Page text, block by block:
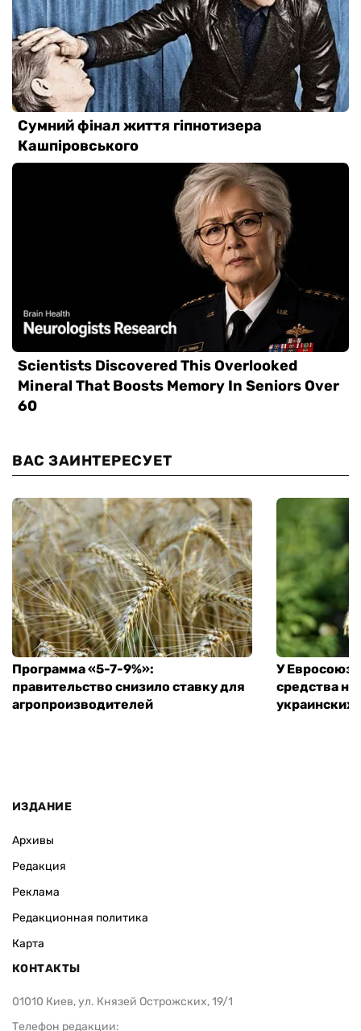
ВАС ЗАИНТЕРЕСУЕТ
Программа «5-7-9%»:
правительство снизило ставку для
агропроизводителей
У
средства
ИЗДАНИЕ
Архивы
Редакция
Реклама
Редакционная политика
Карта
КОНТАКТЫ
01010 Киев, ул. Князей Острожских, 19/1
Телефон редакции: